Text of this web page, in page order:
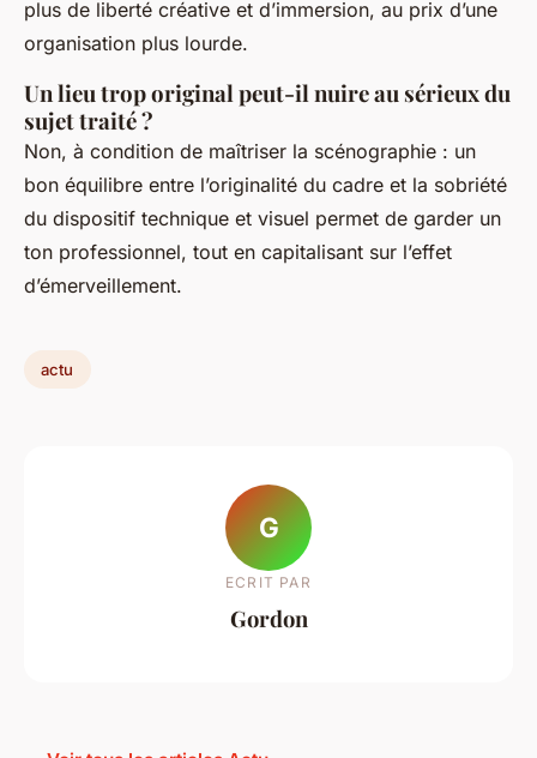
plus de liberté créative et d’immersion, au prix d’une
organisation plus lourde.
Un lieu trop original peut-il nuire au sérieux du
sujet traité ?
Non, à condition de maîtriser la scénographie : un
bon équilibre entre l’originalité du cadre et la sobriété
du dispositif technique et visuel permet de garder un
ton professionnel, tout en capitalisant sur l’effet
d’émerveillement.
actu
G
ECRIT PAR
Gordon